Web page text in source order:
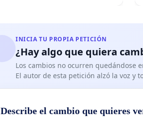
INICIA TU PROPIA PETICIÓN
¿Hay algo que quiera
Los cambios no ocurren quedándose
El autor de esta petición alzó la voz y
Describe el cambio que quieres